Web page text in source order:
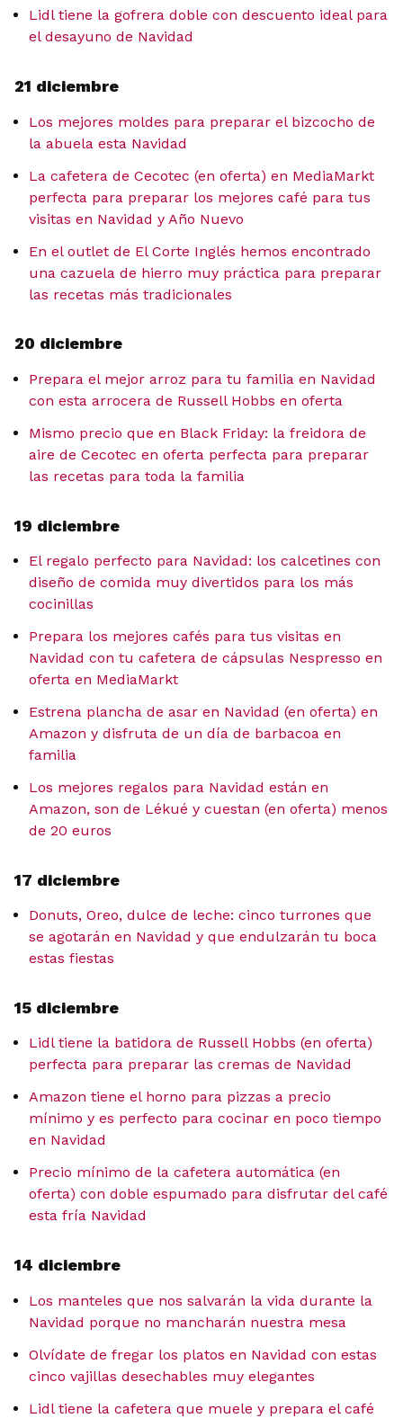
Lidl tiene la gofrera doble con descuento ideal para
el desayuno de Navidad
21 diciembre
Los mejores moldes para preparar el bizcocho de
la abuela esta Navidad
La cafetera de Cecotec (en oferta) en MediaMarkt
perfecta para preparar los mejores café para tus
visitas en Navidad y Año Nuevo
En el outlet de El Corte Inglés hemos encontrado
una cazuela de hierro muy práctica para preparar
las recetas más tradicionales
20 diciembre
Prepara el mejor arroz para tu familia en Navidad
con esta arrocera de Russell Hobbs en oferta
Mismo precio que en Black Friday: la freidora de
aire de Cecotec en oferta perfecta para preparar
las recetas para toda la familia
19 diciembre
El regalo perfecto para Navidad: los calcetines con
diseño de comida muy divertidos para los más
cocinillas
Prepara los mejores cafés para tus visitas en
Navidad con tu cafetera de cápsulas Nespresso en
oferta en MediaMarkt
Estrena plancha de asar en Navidad (en oferta) en
Amazon y disfruta de un día de barbacoa en
familia
Los mejores regalos para Navidad están en
Amazon, son de Lékué y cuestan (en oferta) menos
de 20 euros
17 diciembre
Donuts, Oreo, dulce de leche: cinco turrones que
se agotarán en Navidad y que endulzarán tu boca
estas fiestas
15 diciembre
Lidl tiene la batidora de Russell Hobbs (en oferta)
perfecta para preparar las cremas de Navidad
Amazon tiene el horno para pizzas a precio
mínimo y es perfecto para cocinar en poco tiempo
en Navidad
Precio mínimo de la cafetera automática (en
oferta) con doble espumado para disfrutar del café
esta fría Navidad
14 diciembre
Los manteles que nos salvarán la vida durante la
Navidad porque no mancharán nuestra mesa
Olvídate de fregar los platos en Navidad con estas
cinco vajillas desechables muy elegantes
Lidl tiene la cafetera que muele y prepara el café